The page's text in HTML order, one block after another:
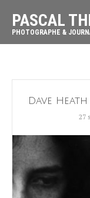
PASCAL
PHOTOGRAPHE &
Dave
27